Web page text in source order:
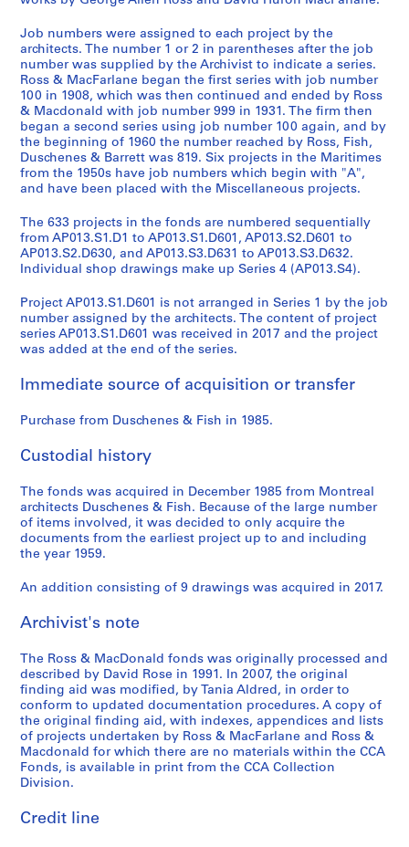
Job numbers were assigned to each project by the
architects. The number 1 or 2 in parentheses after the job
number was supplied by the Archivist to indicate a series.
Ross & MacFarlane began the first series with job number
100 in 1908, which was then continued and ended by Ross
& Macdonald with job number 999 in 1931. The firm then
began a second series using job number 100 again, and by
the beginning of 1960 the number reached by Ross, Fish,
Duschenes & Barrett was 819. Six projects in the Maritimes
from the 1950s have job numbers which begin with "A",
and have been placed with the Miscellaneous projects.
The 633 projects in the fonds are numbered sequentially
from AP013.S1.D1 to AP013.S1.D601, AP013.S2.D601 to
AP013.S2.D630, and AP013.S3.D631 to AP013.S3.D632.
Individual shop drawings make up Series 4 (AP013.S4).
Project AP013.S1.D601 is not arranged in Series 1 by the job
number assigned by the architects. The content of project
series AP013.S1.D601 was received in 2017 and the project
was added at the end of the series.
Immediate source of acquisition or transfer
Purchase from Duschenes & Fish in 1985.
Custodial history
The fonds was acquired in December 1985 from Montreal
architects Duschenes & Fish. Because of the large number
of items involved, it was decided to only acquire the
documents from the earliest project up to and including
the year 1959.
An addition consisting of 9 drawings was acquired in 2017.
Archivist's note
The Ross & MacDonald fonds was originally processed and
described by David Rose in 1991. In 2007, the original
finding aid was modified, by Tania Aldred, in order to
conform to updated documentation procedures. A copy of
the original finding aid, with indexes, appendices and lists
of projects undertaken by Ross & MacFarlane and Ross &
Macdonald for which there are no materials within the CCA
Fonds, is available in print from the CCA Collection
Division.
Credit line